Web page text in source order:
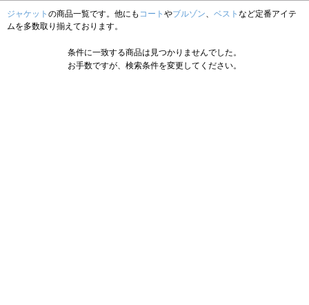
ジャケット の商品一覧です。他にも コート やブルゾン、 ベスト など定番アイテ
ムを多数取り揃えております。
条件に一致する商品は見つかりませんでした。
お手数ですが、検索条件を変更してください。